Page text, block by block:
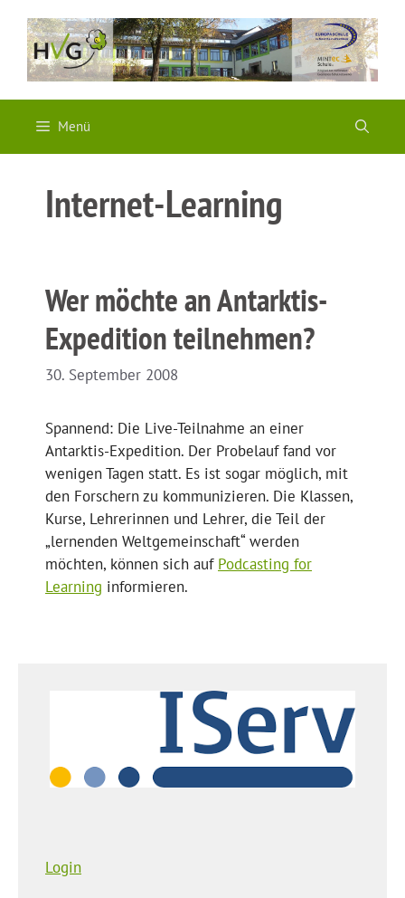
Inhalt
springen
Menü
Internet-Learning
Wer möchte an Antarktis-
Expedition teilnehmen?
30. September 2008
Spannend: Die Live-Teilnahme an einer
Antarktis-Expedition. Der Probelauf fand vor
wenigen Tagen statt. Es ist sogar möglich, mit
den Forschern zu kommunizieren. Die Klassen,
Kurse, Lehrerinnen und Lehrer, die Teil der
„lernenden Weltgemeinschaft“ werden
möchten, können sich auf Podcasting for
Learning informieren.
Login